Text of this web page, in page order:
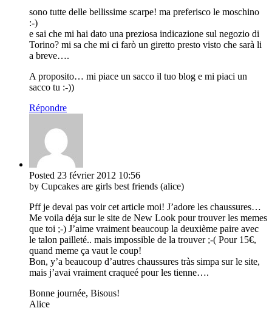
sono tutte delle bellissime scarpe! ma preferisco le moschino
:-)
e sai che mi hai dato una preziosa indicazione sul negozio di
Torino? mi sa che mi ci farò un giretto presto visto che sarà li
a breve….
A proposito… mi piace un sacco il tuo blog e mi piaci un
sacco tu :-))
Répondre
Posted 23 février 2012 10:56
by Cupcakes are girls best friends (alice)
Pff je devai pas voir cet article moi! J’adore les chaussures…
Me voila déja sur le site de New Look pour trouver les memes
que toi ;-) J’aime vraiment beaucoup la deuxième paire avec
le talon pailleté.. mais impossible de la trouver ;-( Pour 15€,
quand meme ça vaut le coup!
Bon, y’a beaucoup d’autres chaussures tràs simpa sur le site,
mais j’avai vraiment craqueé pour les tienne….
Bonne journée, Bisous!
Alice